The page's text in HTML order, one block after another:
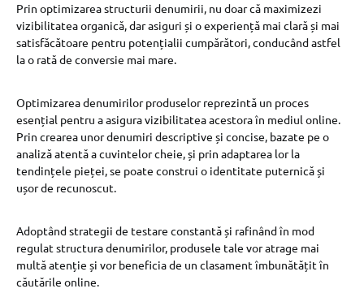
Prin optimizarea structurii denumirii, nu doar că maximizezi
vizibilitatea organică, dar asiguri și o experiență mai clară și mai
satisfăcătoare pentru potențialii cumpărători, conducând astfel
la o rată de conversie mai mare.
Optimizarea denumirilor produselor reprezintă un proces
esențial pentru a asigura vizibilitatea acestora în mediul online.
Prin crearea unor denumiri descriptive și concise, bazate pe o
analiză atentă a cuvintelor cheie, și prin adaptarea lor la
tendințele pieței, se poate construi o identitate puternică și
ușor de recunoscut.
Adoptând strategii de testare constantă și rafinând în mod
regulat structura denumirilor, produsele tale vor atrage mai
multă atenție și vor beneficia de un clasament îmbunătățit în
căutările online.